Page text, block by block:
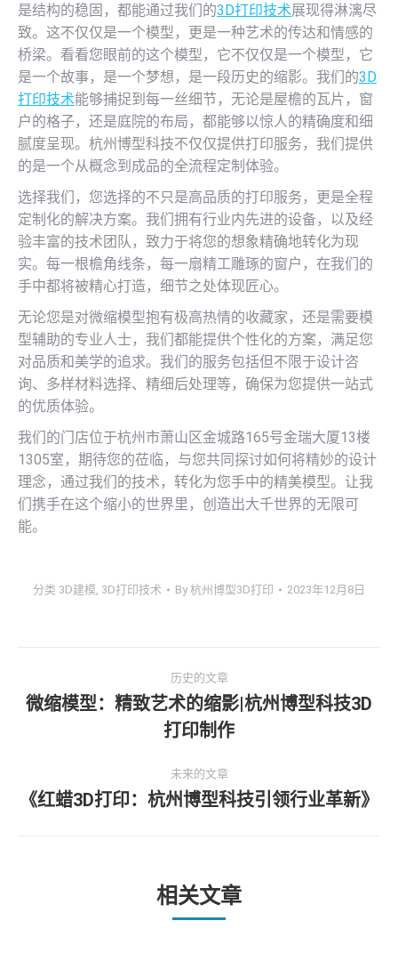
是结构的稳固，都能通过我们的3D打印技术展现得淋漓尽
致。这不仅仅是一个模型，更是一种艺术的传达和情感的
桥梁。看看您眼前的这个模型，它不仅仅是一个模型，它
是一个故事，是一个梦想，是一段历史的缩影。我们的3D
打印技术能够捕捉到每一丝细节，无论是屋檐的瓦片，窗
户的格子，还是庭院的布局，都能够以惊人的精确度和细
腻度呈现。杭州博型科技不仅仅提供打印服务，我们提供
的是一个从概念到成品的全流程定制体验。
选择我们，您选择的不只是高品质的打印服务，更是全程
定制化的解决方案。我们拥有行业内先进的设备，以及经
验丰富的技术团队，致力于将您的想象精确地转化为现
实。每一根檐角线条，每一扇精工雕琢的窗户，在我们的
手中都将被精心打造，细节之处体现匠心。
无论您是对微缩模型抱有极高热情的收藏家，还是需要模
型辅助的专业人士，我们都能提供个性化的方案，满足您
对品质和美学的追求。我们的服务包括但不限于设计咨
询、多样材料选择、精细后处理等，确保为您提供一站式
的优质体验。
我们的门店位于杭州市萧山区金城路165号金瑞大厦13楼
1305室，期待您的莅临，与您共同探讨如何将精妙的设计
理念，通过我们的技术，转化为您手中的精美模型。让我
们携手在这个缩小的世界里，创造出大千世界的无限可
能。
分类 3D建模, 3D打印技术 By杭州博型3D打印 2023年12月8日
章
航
历史的文章
历
史
文
章：
微缩模型：精致艺术的缩影|杭州博型科技3D
打印制作
未来的文章
未
章：
《红蜡3D打印：杭州博型科技引领行业革新》
相关文章